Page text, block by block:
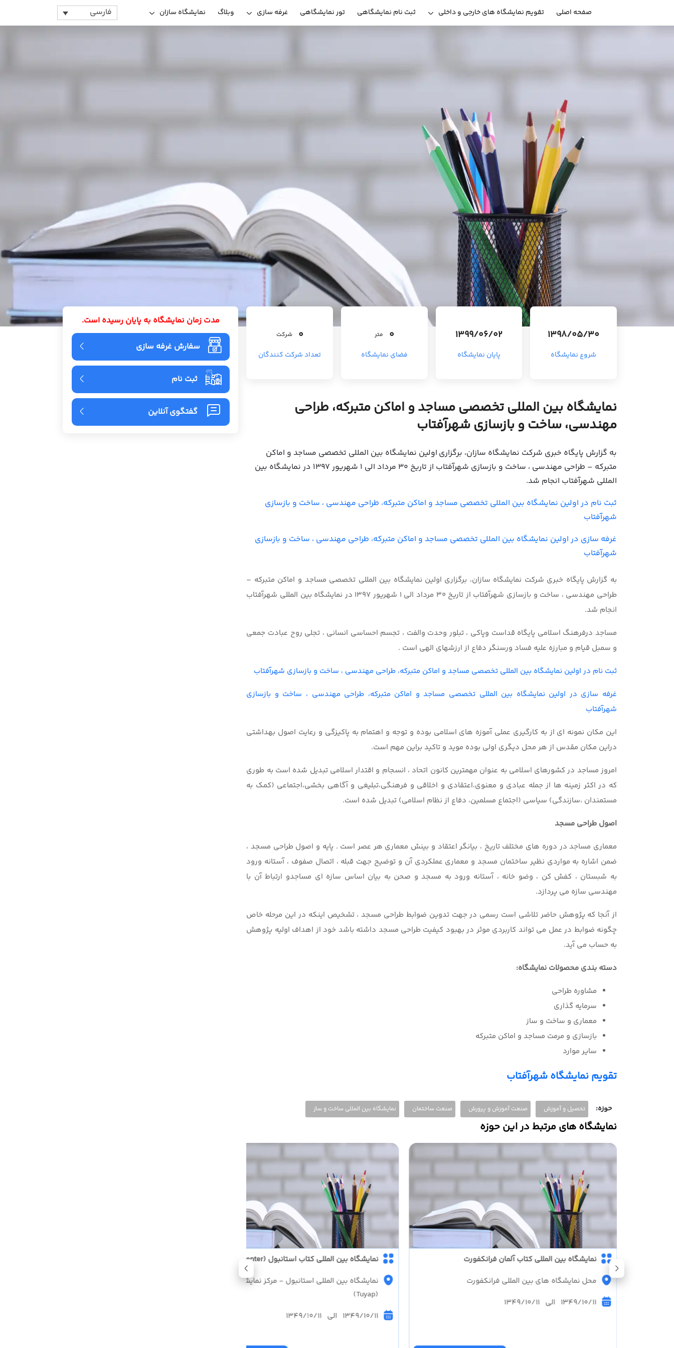
صفحه اصلی تقویم نمایشگاه های خارجی و داخلی ثبت نام نمایشگاهی تور نمایشگاهی غرفه سازی وبلاگ نمایشگاه سازان فارسی
1398/05/30
شروع نمایشگاه
1399/06/02
پایان نمایشگاه
0 متر
فضای نمایشگاه
0 شرکت
تعداد شرکت کنندگان
نمایشگاه بین المللی تخصصی مساجد و اماکن متبرکه، طراحی
مهندسی، ساخت و بازسازی شهرآفتاب
به گزارش پایگاه خبری شرکت نمایشگاه سازان، برگزاری اولین نمایشگاه بین المللی تخصصی مساجد و اماکن
متبرکه – طراحی مهندسی ، ساخت و بازسازی شهرآفتاب از تاریخ 30 مرداد الی 1 شهریور 1397 در نمایشگاه بین
المللی شهرآفتاب انجام شد.
ثبت نام در اولین نمایشگاه بین المللی تخصصی مساجد و اماکن متبرکه، طراحی مهندسی ، ساخت و بازسازی
شهرآفتاب
غرفه سازی در اولین نمایشگاه بین المللی تخصصی مساجد و اماکن متبرکه، طراحی مهندسی ، ساخت و بازسازی
شهرآفتاب
به گزارش پایگاه خبری شرکت نمایشگاه سازان، برگزاری اولین نمایشگاه بین المللی تخصصی مساجد و اماکن متبرکه –
طراحی مهندسی ، ساخت و بازسازی شهرآفتاب از تاریخ 30 مرداد الی 1 شهریور 1397 در نمایشگاه بین المللی شهرآفتاب
انجام شد.
مساجد درفرهنگ اسلامی پایگاه قداست وپاکی ، تبلور وحدت والفت ، تجسم احساسی انسانی ، تجلی روح عبادت جمعی
و سمبل قیام و مبارزه علیه فساد ورسنگر دفاع از ارزشهای الهی است .
ثبت نام در اولین نمایشگاه بین المللی تخصصی مساجد و اماکن متبرکه، طراحی مهندسی ، ساخت و بازسازی شهرآفتاب
غرفه سازی در اولین نمایشگاه بین المللی تخصصی مساجد و اماکن متبرکه، طراحی مهندسی ، ساخت و بازسازی
شهرآفتاب
این مکان نمونه ای از به کارگیری عملی آموزه های اسلامی بوده و توجه و اهتمام به پاکیزگی و رعایت اصول بهداشتی
دراین مکان مقدس از هر محل دیگری اولی بوده موید و تاکید براین مهم است.
امروز مساجد در کشورهای اسلامی به عنوان مهمترین کانون اتحاد ، انسجام و اقتدار اسلامی تبدیل شده است به طوری
که در اکثر زمینه ها از جمله عبادی و معنوی،اعتقادی و اخلاقی و فرهنگی،تبلیغی و آگاهی بخشی،اجتماعی (کمک به
مستمندان ،سازندگی) سیاسی (اجتماع مسلمین، دفاع از نظام اسلامی) تبدیل شده است.
اصول طراحی مسجد
معماري مساجد در دوره هاي مختلف تاريخ ، بيانگر اعتقاد و بينش معماري هر عصر است . پايه و اصول طراحي مسجد ،
ضمن اشاره به مواردي نظير ساختمان مسجد و معماري عملكردي آن و توضيح جهت قبله ، اتصال صفوف ، آستانه ورود
به شبستان ، كفش كن ، وضو خانه ، آستانه ورود به مسجد و صحن به بيان اساس سازه اي مساجدو ارتباط آن با
مهندسي سازه مي پردازد.
از آنجا كه پژوهش حاضر تلاشي است رسمي در جهت تدوين ضوابط طراحي مسجد ، تشخيص اينكه در اين مرحله خاص
چگونه ضوابط در عمل مي تواند كاربردي موثر در بهبود كيفيت طراحي مسجد داشته باشد خود از اهداف اوليه پژوهش
به حساب مي آيد.
دسته بندی محصولات نمایشگاه:
مشاوره طراحی
سرمایه گذاری
معماری و ساخت و ساز
بازسازی و مرمت مساجد و اماکن متبرکه
سایر موارد
تقویم نمایشگاه شهرآفتاب
حوزه: تحصیل و آموزش صنعت آموزش و پرورش صنعت ساختمان نمایشگاه بین المللی ساخت و ساز
نمایشگاه های مرتبط در این حوزه
نمايشگاه بين المللی کتاب آلمان فرانکفورت
محل نمایشگاه های بین المللی فرانکفورت
1349/10/11 الی 1349/10/11
نمایشگاه بین المللی کتاب استانبول (Tuyap Fair Center)
نمایشگاه بین المللی استانبول - مرکز نمایشگاهی تویاپ
(Tuyap)
1349/10/11 الی 1349/10/11
مدت زمان نمایشگاه به پایان رسیده است.
سفارش غرفه سازی
ثبت نام
گفتگوی آنلاین